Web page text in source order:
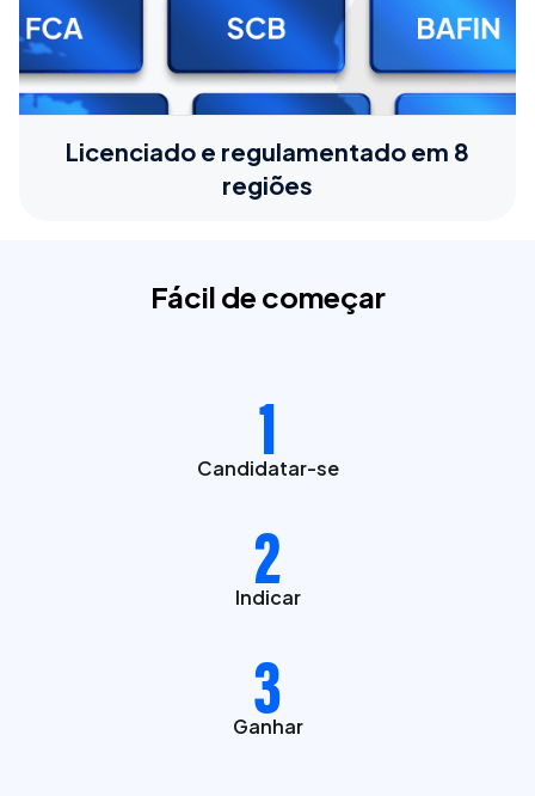
Licenciado e regulamentado em 8
regiões
Fácil de começar
1
Candidatar-se
2
Indicar
3
Ganhar